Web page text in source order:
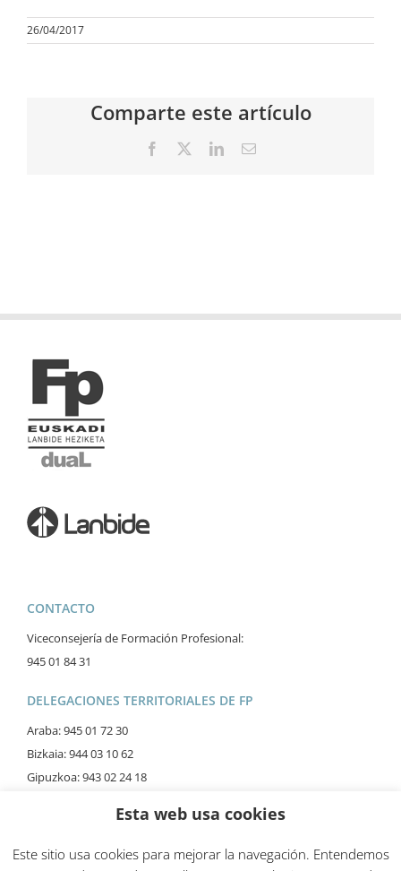
26/04/2017
Comparte este artículo
Facebook LinkedInCorreo
CONTACTO
Viceconsejería de Formación Profesional:
945 01 84 31
DELEGACIONES TERRITORIALES DE FP
Araba: 945 01 72 30
Bizkaia: 944 03 10 62
Gipuzkoa: 943 02 24 18
Esta web usa cookies
Este sitio usa cookies para mejorar la navegación. Entendemos